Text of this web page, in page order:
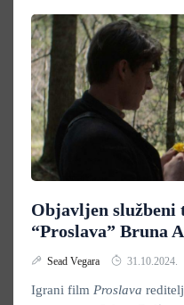
Objavljen
“Proslava” Bruna
Sead Vegara 31.10.2024.
Igrani film Proslava